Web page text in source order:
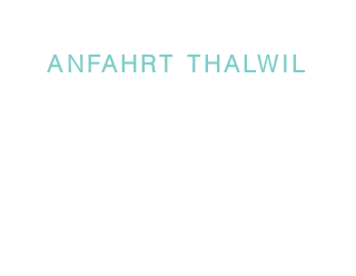
ANFAHRT THALWIL